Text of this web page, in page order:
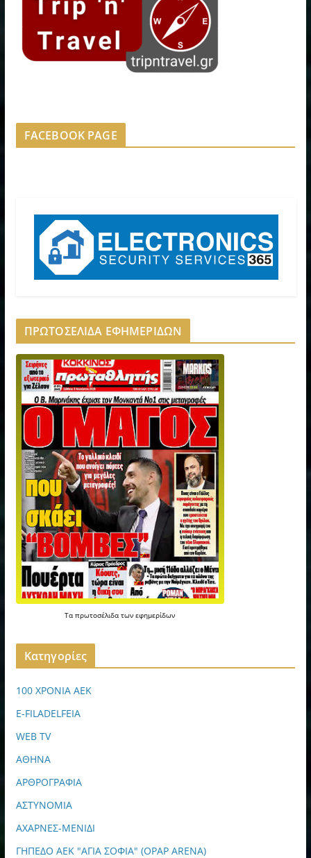
FACEBOOK PAGE
ΠΡΩΤΟΣΕΛΙΔΑ ΕΦΗΜΕΡΙΔΩΝ
Ταπρωτοσέλιδατωνεφημερίδων
Kατηγορίες
100 ΧΡΟΝΙΑ ΑΕΚ
E-FILADELFEIA
WEB TV
ΑΘΗΝΑ
ΑΡΘΡΟΓΡΑΦΙΑ
ΑΣΤΥΝΟΜΙΑ
ΑΧΑΡΝΕΣ-ΜΕΝΙΔΙ
ΓΗΠΕΔΟ ΑΕΚ "ΑΓΙΑ ΣΟΦΙΑ" (OPAP ARENA)